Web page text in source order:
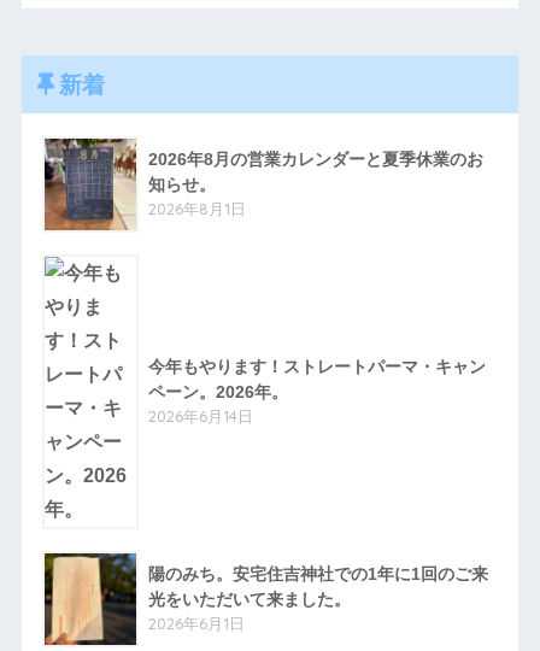
新着
2026年8月の営業カレンダーと夏季休業のお
知らせ。
2026年8月1日
今年もやります！ストレートパーマ・キャン
ペーン。2026年。
2026年6月14日
陽のみち。安宅住吉神社での1年に1回のご来
光をいただいて来ました。
2026年6月1日